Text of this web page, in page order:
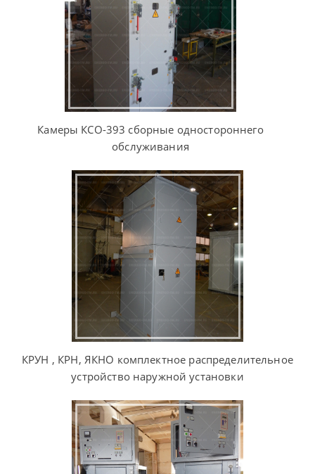
Камеры КСО-393 сборные одностороннего
обслуживания
КРУН , КРН, ЯКНО комплектное распределительное
устройство наружной установки